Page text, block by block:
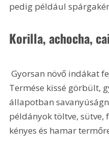
pedig például
Korilla, achocha,
Gyorsan növő indákat fejlesztő tökféleség.
Termése kissé görbült,
állapotban
példányok töltve, sütve,
kényes és hamar